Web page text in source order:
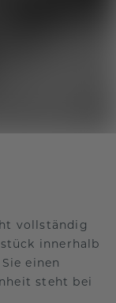
vollständig
innerhalb
einen
steht bei